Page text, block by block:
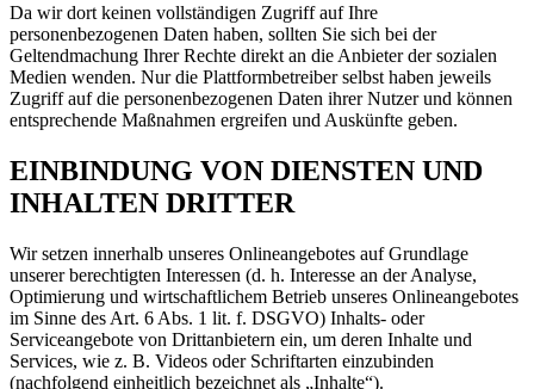
Da wir dort keinen vollständigen Zugriff auf Ihre
personenbezogenen Daten haben, sollten Sie sich bei der
Geltendmachung Ihrer Rechte direkt an die Anbieter der sozialen
Medien wenden. Nur die Plattformbetreiber selbst haben jeweils
Zugriff auf die personenbezogenen Daten ihrer Nutzer und können
entsprechende Maßnahmen ergreifen und Auskünfte geben.
EINBINDUNG VON DIENSTEN UND
INHALTEN DRITTER
Wir setzen innerhalb unseres Onlineangebotes auf Grundlage
unserer berechtigten Interessen (d. h. Interesse an der Analyse,
Optimierung und wirtschaftlichem Betrieb unseres Onlineangebotes
im Sinne des Art. 6 Abs. 1 lit. f. DSGVO) Inhalts- oder
Serviceangebote von Drittanbietern ein, um deren Inhalte und
Services, wie z. B. Videos oder Schriftarten einzubinden
(nachfolgend einheitlich bezeichnet als „Inhalte“).